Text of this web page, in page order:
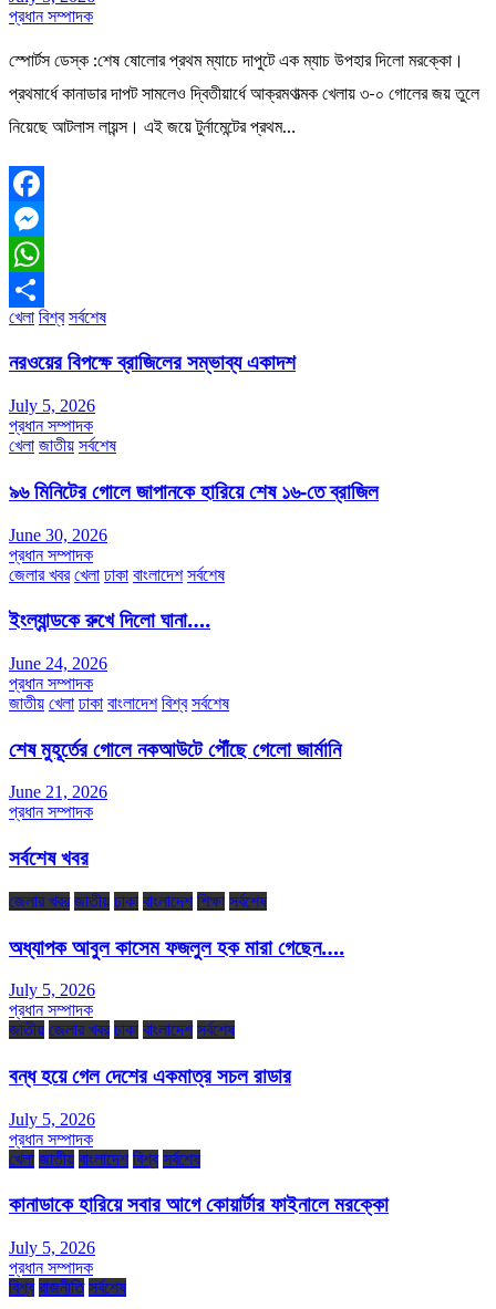
প্রধান সম্পাদক
স্পোর্টস ডেস্ক :শেষ ষোলোর প্রথম ম্যাচে দাপুটে এক ম্যাচ উপহার দিলো মরক্কো।
প্রথমার্ধে কানাডার দাপট সামলেও দ্বিতীয়ার্ধে আক্রমণাত্মক খেলায় ৩-০ গোলের জয় তুলে
নিয়েছে আটলাস লায়ন্স। এই জয়ে টুর্নামেন্টের প্রথম…
Facebook
Messenger
WhatsApp
Share
খেলা বিশ্ব সর্বশেষ
নরওয়ের বিপক্ষে ব্রাজিলের সম্ভাব্য একাদশ
July 5, 2026
প্রধান সম্পাদক
খেলা জাতীয় সর্বশেষ
৯৬ মিনিটের গোলে জাপানকে হারিয়ে শেষ ১৬-তে ব্রাজিল
June 30, 2026
প্রধান সম্পাদক
জেলার খবর খেলা ঢাকা বাংলাদেশ সর্বশেষ
ইংল্যান্ডকে রুখে দিলো ঘানা….
June 24, 2026
প্রধান সম্পাদক
জাতীয় খেলা ঢাকা বাংলাদেশ বিশ্ব সর্বশেষ
শেষ মুহূর্তের গোলে নকআউটে পৌঁছে গেলো জার্মানি
June 21, 2026
প্রধান সম্পাদক
সর্বশেষ খবর
জেলার খবর জাতীয় ঢাকা বাংলাদেশ শিক্ষা সর্বশেষ
অধ্যাপক আবুল কাসেম ফজলুল হক মারা গেছেন….
July 5, 2026
প্রধান সম্পাদক
জাতীয় জেলার খবর ঢাকা বাংলাদেশ সর্বশেষ
বন্ধ হয়ে গেল দেশের একমাত্র সচল রাডার
July 5, 2026
প্রধান সম্পাদক
খেলা জাতীয় বাংলাদেশ বিশ্ব সর্বশেষ
কানাডাকে হারিয়ে সবার আগে কোয়ার্টার ফাইনালে মরক্কো
July 5, 2026
প্রধান সম্পাদক
বিশ্ব রাজনীতি সর্বশেষ